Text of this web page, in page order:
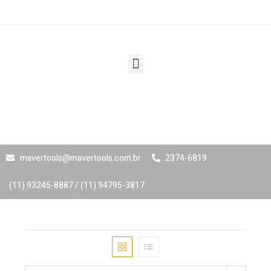
mavertools@mavertools.com.br 2374-6819
(11) 93245-8887 / (11) 94795-3817